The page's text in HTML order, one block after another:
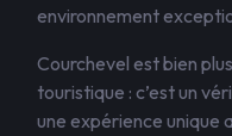
environnement
Courchevel est bien
touristique : c’est un
une expérience unique